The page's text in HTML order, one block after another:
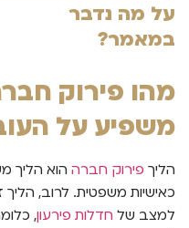
על מה נדבר
במאמר?
מהו פירוק
משפיע על
הליך פירוק חברה הוא הליך
כאישיות משפטית. לרוב,
למצב של חדלות פירעון,